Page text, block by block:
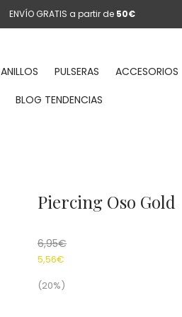
ENVÍO GRATIS a partir de 50€
ANILLOS PULSERAS ACCESORIOS
BLOG TENDENCIAS
Piercing Oso Gold
6,95€
5,56€
(20%)